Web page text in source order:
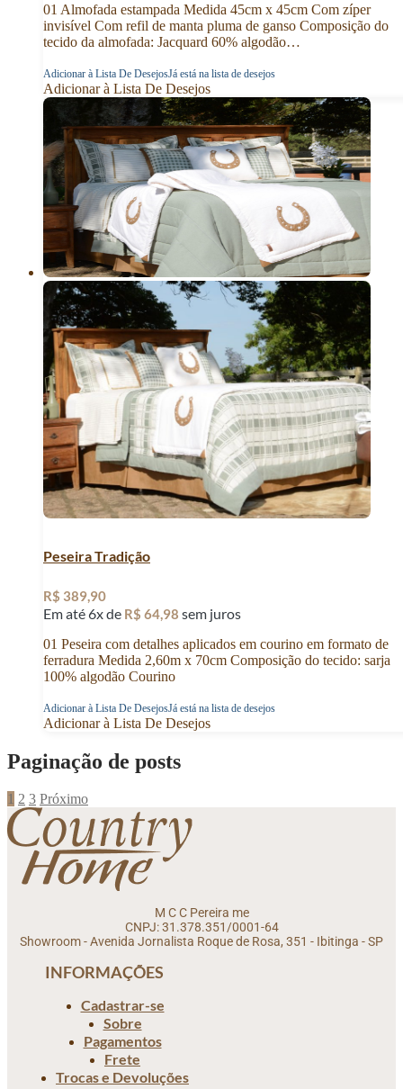
01 Almofada estampada Medida 45cm x 45cm Com zíper
invisível Com refil de manta pluma de ganso Composição do
tecido da almofada: Jacquard 60% algodão…
Adicionar à Lista De DesejosJá está na lista de desejos
Adicionar à Lista De Desejos
Peseira Tradição
R$ 389,90
Em até 6x de R$ 64,98 sem juros
01 Peseira com detalhes aplicados em courino em formato de
ferradura Medida 2,60m x 70cm Composição do tecido: sarja
100% algodão Courino
Adicionar à Lista De DesejosJá está na lista de desejos
Adicionar à Lista De Desejos
Paginação de posts
1 2 3 Próximo
M C C Pereira me
CNPJ: 31.378.351/0001-64
Showroom - Avenida Jornalista Roque de Rosa, 351 - Ibitinga - SP
INFORMAÇÕES
Cadastrar-se
Sobre
Pagamentos
Frete
Trocas e Devoluções